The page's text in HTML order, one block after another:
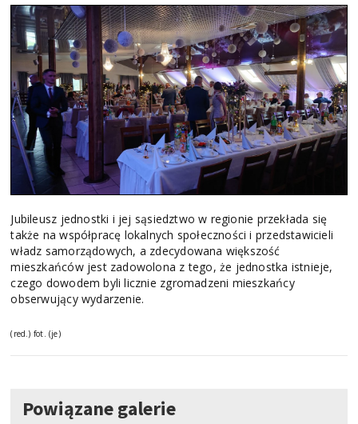
Jubileusz jednostki i jej sąsiedztwo w regionie przekłada się
także na współpracę lokalnych społeczności i przedstawicieli
władz samorządowych, a zdecydowana większość
mieszkańców jest zadowolona z tego, że jednostka istnieje,
czego dowodem byli licznie zgromadzeni mieszkańcy
obserwujący wydarzenie.
(red.) fot. (je)
Powiązane galerie